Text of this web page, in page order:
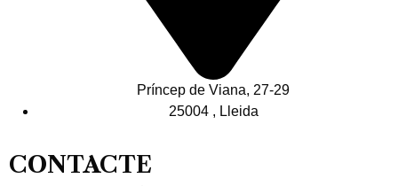
Príncep de Viana, 27-29
25004 , Lleida
CONTACTE